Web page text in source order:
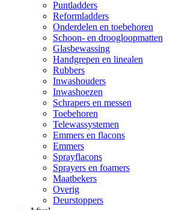
Puntladders
Reformladders
Onderdelen en toebehoren
Schoon- en droogloopmatten
Glasbewassing
Handgrepen en linealen
Rubbers
Inwashouders
Inwashoezen
Schrapers en messen
Toebehoren
Telewassystemen
Emmers en flacons
Emmers
Sprayflacons
Sprayers en foamers
Maatbekers
Overig
Deurstoppers